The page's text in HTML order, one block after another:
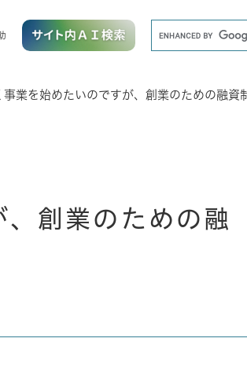
ド
事業を始めたいのですが、創業のための融資
創業のための融